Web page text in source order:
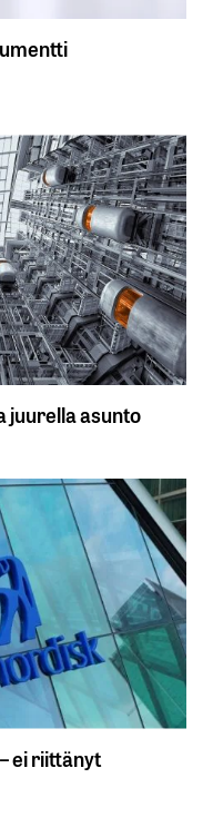
juurella asunto
ei riittänyt